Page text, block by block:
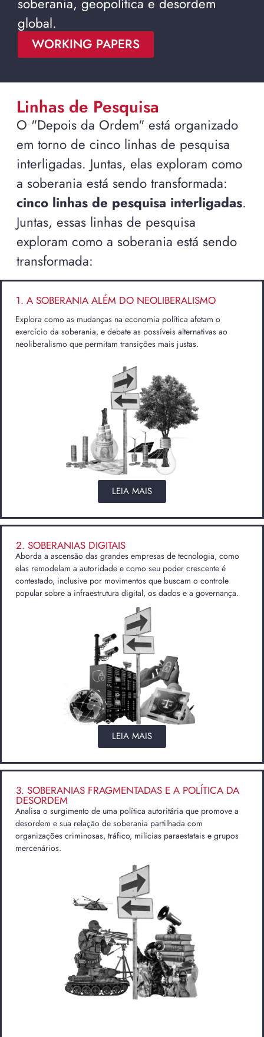
global.
WORKING PAPERS
Linhas de Pesquisa
O "Depois da Ordem" está organizado
em torno de cinco linhas de pesquisa
interligadas. Juntas, elas exploram como
a soberania está sendo transformada:
cinco linhas de pesquisa interligadas.
Juntas, essas linhas de pesquisa
exploram como a soberania está sendo
transformada:
1. A SOBERANIA ALÉM DO NEOLIBERALISMO
Explora como as mudanças na economia política afetam o
exercício da soberania, e debate as possíveis alternativas ao
neoliberalismo que permitam transições mais justas.
LEIA MAIS
2. SOBERANIAS DIGITAIS
Aborda a ascensão das grandes empresas de tecnologia, como
elas remodelam a autoridade e como seu poder crescente é
contestado, inclusive por movimentos que buscam o controle
popular sobre a infraestrutura digital, os dados e a governança.
LEIA MAIS
3. SOBERANIAS FRAGMENTADAS E A POLÍTICA DA
DESORDEM
Analisa o surgimento de uma política autoritária que promove a
desordem e sua relação de soberania partilhada com
organizações criminosas, tráfico, milícias paraestatais e grupos
mercenários.